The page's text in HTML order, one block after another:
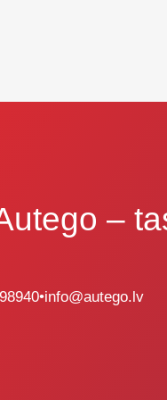
–
•info@autego.lv